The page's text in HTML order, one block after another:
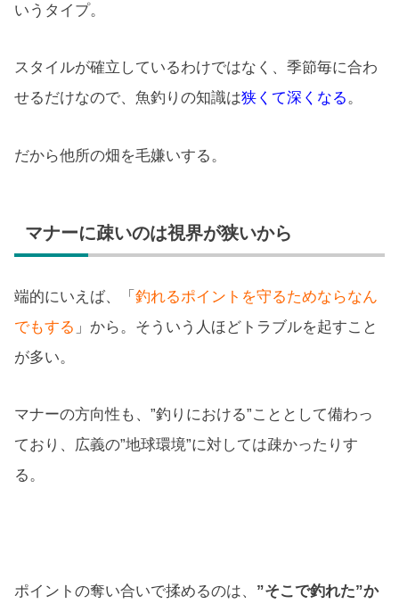
いうタイプ。
スタイルが確立しているわけではなく、季節毎に合わ
せるだけなので、魚釣りの知識は狭くて深くなる。
だから他所の畑を毛嫌いする。
マナーに疎いのは視界が狭いから
端的にいえば、「 釣れるポイントを守るためならなん
でもする 」から。そういう人ほどトラブルを起すこと
が多い。
マナーの方向性も、”釣りにおける”こととして備わっ
ており、広義の”地球環境”に対しては疎かったりす
る。
ポイントの奪い合いで揉めるのは、 ”そこで釣れた”か